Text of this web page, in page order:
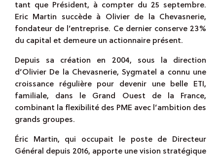
tant que Président, à compter du 25 septembre.
Eric Martin succède à Olivier de la Chevasnerie,
fondateur de l’entreprise. Ce dernier conserve 23%
du capital et demeure un actionnaire présent.
Depuis sa création en 2004, sous la direction
d’Olivier De la Chevasnerie, Sygmatel a connu une
croissance régulière pour devenir une belle ETI,
familiale, dans le Grand Ouest de la France,
combinant la flexibilité des PME avec l’ambition des
grands groupes.
Éric Martin, qui occupait le poste de Directeur
Général depuis 2016, apporte une vision stratégique